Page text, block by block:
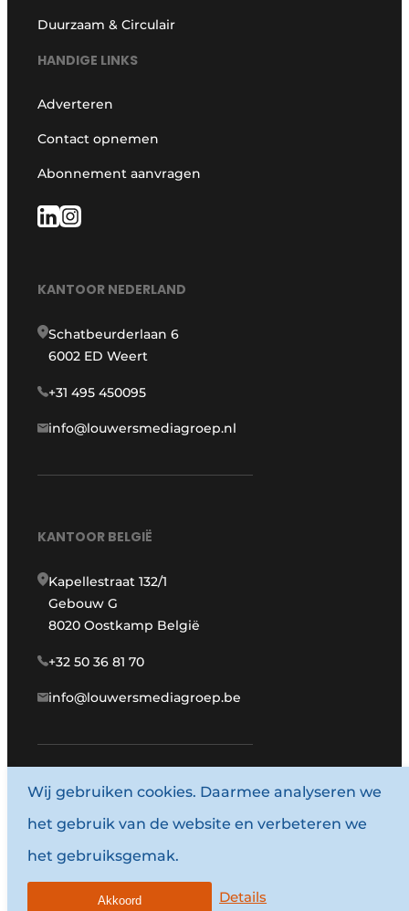
Duurzaam & Circulair
HANDIGE LINKS
Adverteren
Contact opnemen
Abonnement aanvragen
KANTOOR NEDERLAND
Schatbeurderlaan 6
6002 ED Weert
+31 495 450095
info@louwersmediagroep.nl
KANTOOR BELGIË
Kapellestraat 132/1
Gebouw G
8020 Oostkamp België
+32 50 36 81 70
info@louwersmediagroep.be
www.louwersmediagroep.com
© 1987 - 2026 Louwersmediagroep.
Algemene voorwaarden
Wij gebruiken cookies. Daarmee analyseren we
het gebruik van de website en verbeteren we
het gebruiksgemak.
Details
Akkoord